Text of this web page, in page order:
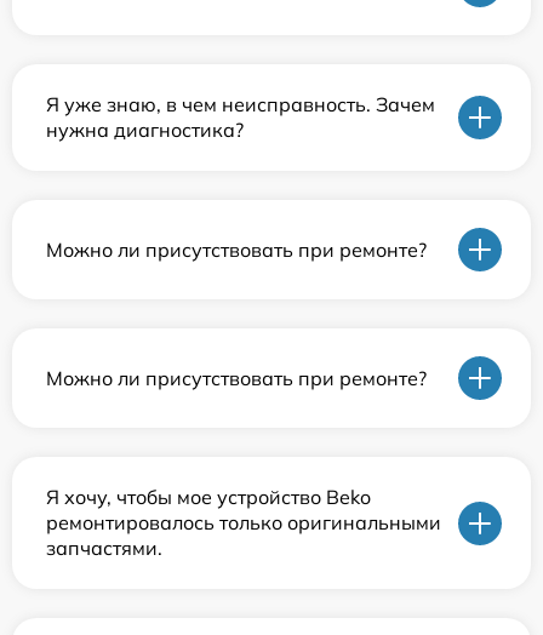
Я уже знаю, в чем неисправность. Зачем
нужна диагностика?
Можно ли присутствовать при ремонте?
Можно ли присутствовать при ремонте?
Я хочу, чтобы мое устройство Beko
ремонтировалось только оригинальными
запчастями.